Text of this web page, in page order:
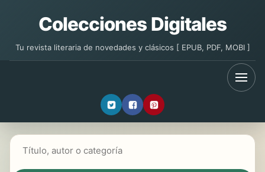
Colecciones Digitales
Tu revista literaria de novedades y clásicos [ EPUB, PDF, MOBI ]